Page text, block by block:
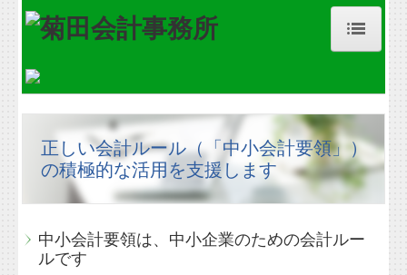
事務所紹介
経営理念
職員紹介
交通案内
業務案内
正しい会計ルール（「中小会計要領」）
の積極的な活用を支援します
中小会計要領は、中小企業のための会計ルー
ルです